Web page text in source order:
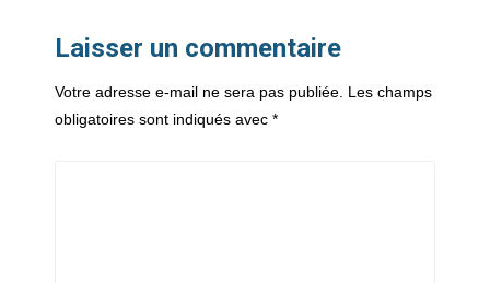
Laisser un commentaire
Votre adresse e-mail ne sera pas publiée. Les champs
obligatoires sont indiqués avec *